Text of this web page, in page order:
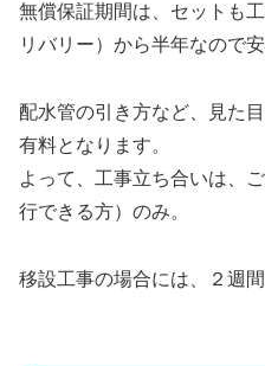
無償保証期間は、セットも
リバリー）から半年なので安
配水管の引き方など、見た
有料となります。
よって、工事立ち合いは、
行できる方）のみ。
移設工事の場合には、２週